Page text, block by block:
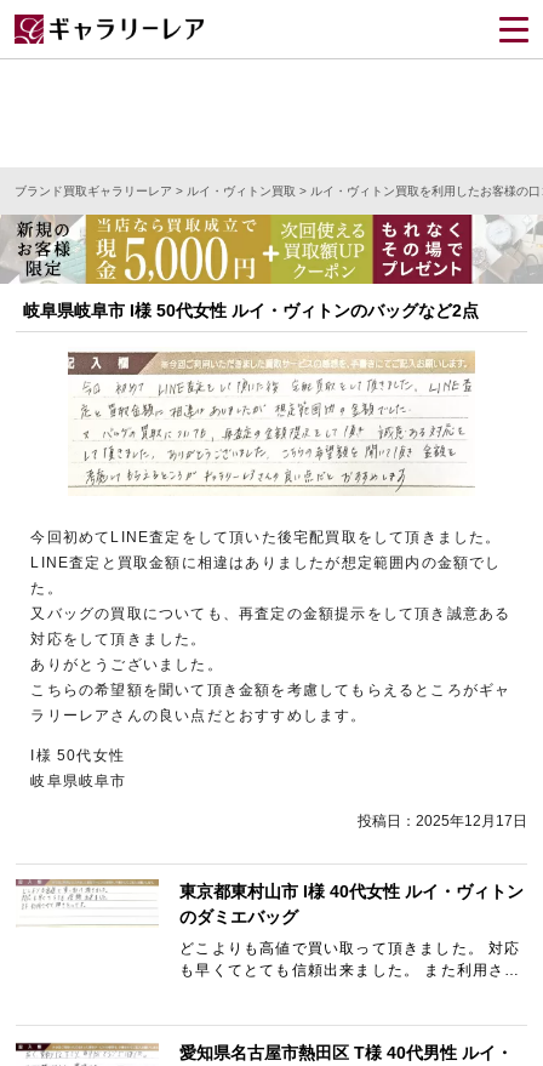
ブランド買取ギャラリーレア > ルイ・ヴィトン買取 > ルイ・ヴィトン買取を利用したお客様の口
岐阜県岐阜市 I様 50代女性 ルイ・ヴィトンのバッグなど2点
今回初めてLINE査定をして頂いた後宅配買取をして頂きました。
LINE査定と買取金額に相違はありましたが想定範囲内の金額でし
た。
又バッグの買取についても、再査定の金額提示をして頂き誠意ある
対応をして頂きました。
ありがとうございました。
こちらの希望額を聞いて頂き金額を考慮してもらえるところがギャ
ラリーレアさんの良い点だとおすすめします。
I様 50代女性
岐阜県岐阜市
投稿日： 2025年12月17日
東京都東村山市 I様 40代女性 ルイ・ヴィトン
のダミエバッグ
どこよりも高値で買い取って頂きました。 対応
も早くてとても信頼出来ました。 また利用させ
愛知県名古屋市熱田区 T様 40代男性 ルイ・